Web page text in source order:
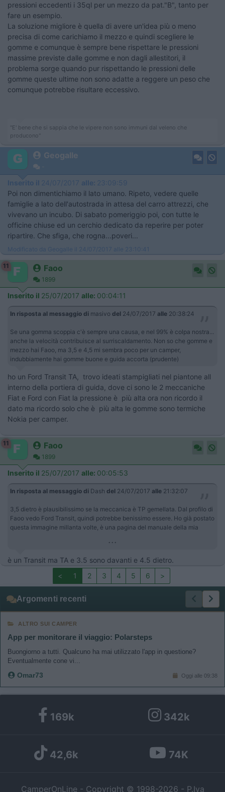
pressioni eccedenti i 35ql per un mezzo da pat."B", tanto per
fare un esempio.
La soluzione migliore è quella di avere un'idea più o meno
precisa di come carichiamo il mezzo e quindi scegliere le
gomme e comunque è sempre bene rispettare le pressioni
massime previste dalle gomme e non dagli allestitori, il
problema sorge quando pur rispettando le pressioni delle
gomme queste ultime non sono adatte a reggere un peso che
comunque potrebbe risultare eccessivo.
"E' bene che si sappia che le vipere non sono immuni dal veleno che
producono"
Geogalle
Inserito il 24/07/2017 alle: 23:09:59
Poi non dimentichiamo il lato umano. Ripeto, vedere quelle
famiglie a lato dell'autostrada in attesa del carro attrezzi, che
vivevano un incubo. Di sabato pomeriggio poi, con tutte le
officine chiuse ed un cerchio dedicato da reperire per poter
ripartire. Che sfiga, che rogna...poveri...
Modificato da Geogalle il 24/07/2017 alle 23:10:41
11 Faoo
1899
Inserito il 25/07/2017 alle: 00:04:11
In risposta al messaggio di masivo del 24/07/2017 alle 20:38:24
Se una gomma scoppia c'è sempre una causa, e nel 99% è colpa nostra...
anche la velocità contribuisce al surriscaldamento. Non so che gomme e
mezzo hai Faoo, ma 3,5 e 4,5 mi sembra poco per un camper,
indubbiamente hai gomme buone e guida accorta (prudente)
ho un Ford Transit TA, trovo ideati stampigliati nel piantone all
interno della portiera di guida, dove ci sono le 2 meccaniche
Fiat e Ford con Fiat la pressione è più alta ora non ricordo il
dato ma ricordo solo che è più alta le gomme sono termiche
Nokia per camper.
11 Faoo
1899
Inserito il 25/07/2017 alle: 00:05:53
In risposta al messaggio di Dash del 24/07/2017 alle 21:32:07
3,5 dietro è plausibilissimo se la meccanica è TP gemellata. Dal profilo di
Faoo vedo Ford Transit, quindi potrebbe benissimo essere. Ho già postato
questa immagine millanta volte, è una pagina del manuale della mia
...
è un Transit ma TA e 3.5 sono davanti e 4.5 dietro.
<
1 2 3 4 5 6 >
Argomenti recenti
ALTRO SUI CAMPER
App per monitorare il viaggio: Polarsteps
Buongiorno a tutti. Qualcuno ha mai utilizzato l'app in questione?
Eventualmente cone vi...
Omar73 Oggi alle 09:38
169k 342k
42,6k 74K
CamperOnLine - Copyright © 1998-2026 - P.Iva